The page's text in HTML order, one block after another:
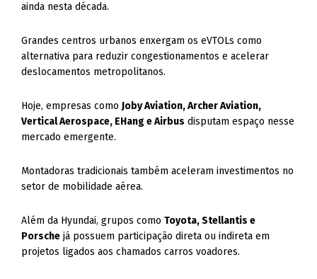
ainda nesta década.
Grandes centros urbanos enxergam os eVTOLs como
alternativa para reduzir congestionamentos e acelerar
deslocamentos metropolitanos.
Hoje, empresas comoJoby Aviation, Archer Aviation,
Vertical Aerospace, EHang e Airbus disputam espaço nesse
mercado emergente.
Montadoras tradicionais também aceleram investimentos no
setor de mobilidade aérea.
Além da Hyundai, grupos comoToyota, Stellantis e
Porsche já possuem participação direta ou indireta em
projetos ligados aos chamados carros voadores.